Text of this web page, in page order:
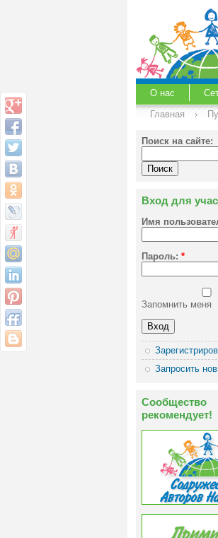
О нас
Главная
›
Поиск на сайте:
Вход для
Имя
Пароль: *
Запомнить меня
Запросить
Сообщество
рекомендует!